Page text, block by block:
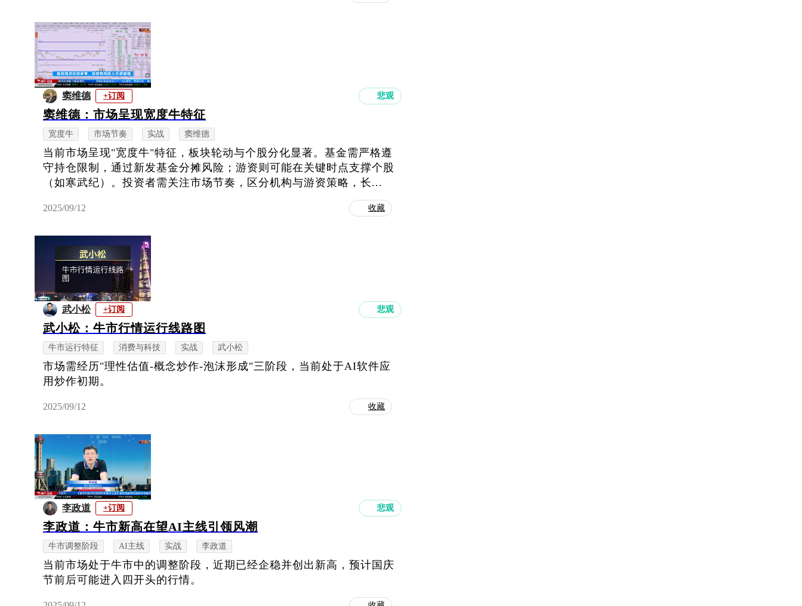
窦维德 +订阅 悲观
窦维德：市场呈现宽度牛特征
宽度牛 市场节奏 实战 窦维德
当前市场呈现"宽度牛"特征，板块轮动与个股分化显著。基金需严格遵
守持仓限制，通过新发基金分摊风险；游资则可能在关键时点支撑个股
（如寒武纪）。投资者需关注市场节奏，区分机构与游资策略，长...
2025/09/12 收藏
武小松 +订阅 悲观
武小松：牛市行情运行线路图
牛市运行特征 消费与科技 实战 武小松
市场需经历"理性估值-概念炒作-泡沫形成"三阶段，当前处于AI软件应
用炒作初期。
2025/09/12 收藏
李政道 +订阅 悲观
李政道：牛市新高在望AI主线引领风潮
牛市调整阶段 AI主线 实战 李政道
当前市场处于牛市中的调整阶段，近期已经企稳并创出新高，预计国庆
节前后可能进入四开头的行情。